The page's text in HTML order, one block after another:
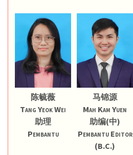
陈毓薇
Tang Yeok Wei
助理
Pembantu
马锦源
Mah Kam Yuen
助编(中)
Pembantu Editor
(B.C.)